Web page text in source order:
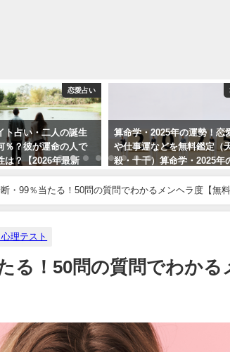
恋愛占い
ト占い・二人の誕生
％？彼が運命の人で
は？【2026年最新
算命学・2025年の運勢！恋
や仕事運などを無料鑑定（
殺・十干）算命学・2025年
勢！恋愛運や仕事運などを
鑑定（天中殺・十干）
・99％当たる！50問の質問でわかるメンヘラ度【無料
理テスト
る！50問の質問でわかる